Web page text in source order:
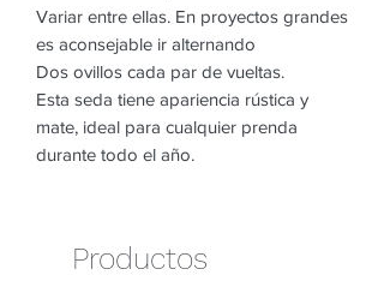
Variar entre ellas. En proyectos grandes
es aconsejable ir alternando
Dos ovillos cada par de vueltas.
Esta seda tiene apariencia rústica y
mate, ideal para cualquier prenda
durante todo el año.
Productos